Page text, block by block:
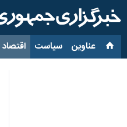
عناوین‌ سیاست اقتصاد